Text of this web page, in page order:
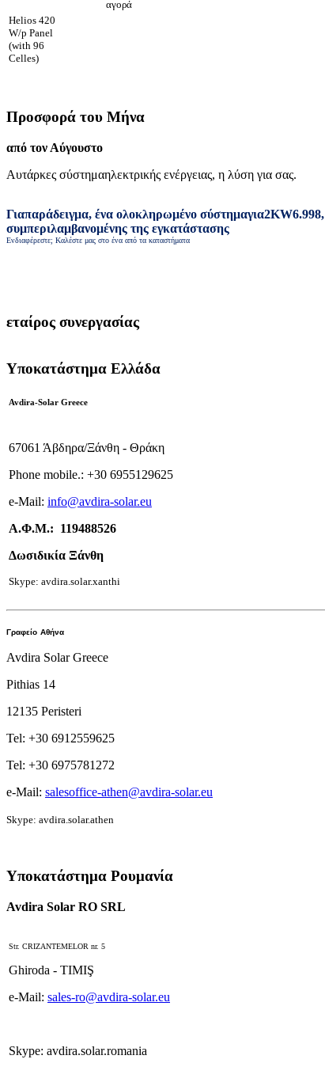
αγορά
Helios 420
W/p Panel
(with 96
Celles)
Προσφορά του Μήνα
από τον Αύγουστο
Αυτάρκες σύστημαηλεκτρικής ενέργειας, η λύση για σας.
Γιαπαράδειγμα, ένα ολοκληρωμένο σύστημαγια2KW6.998,
συμπεριλαμβανομένης της εγκατάστασης
Ενδιαφέρεστε; Καλέστε μας στο ένα από τα καταστήματα
εταίρος συνεργασίας
Υποκατάστημα Ελλάδα
Avdira-Solar Greece
67061 Άβδηρα/Ξάνθη - Θράκη
Phone mobile.: +30 6955129625
e-Mail: info@avdira-solar.eu
Α.Φ.Μ.: 119488526
Δωσιδικία Ξάνθη
Skype: avdira.solar.xanthi
Γραφείο Αθήνα
Avdira Solar Greece
Pithias 14
12135 Peristeri
Tel: +30 6912559625
Tel: +30 6975781272
e-Mail: salesoffice-athen@avdira-solar.eu
Skype: avdira.solar.athen
Υποκατάστημα Ρουμανία
Avdira Solar RO SRL
Str. CRIZANTEMELOR nr. 5
Ghiroda - TIMIŞ
e-Mail: sales-ro@avdira-solar.eu
Skype: avdira.solar.romania